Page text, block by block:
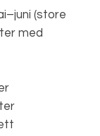
(store
med